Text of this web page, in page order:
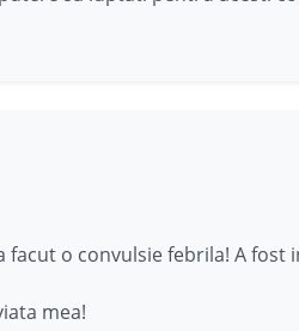
o convulsie febrila! A fost
mea!